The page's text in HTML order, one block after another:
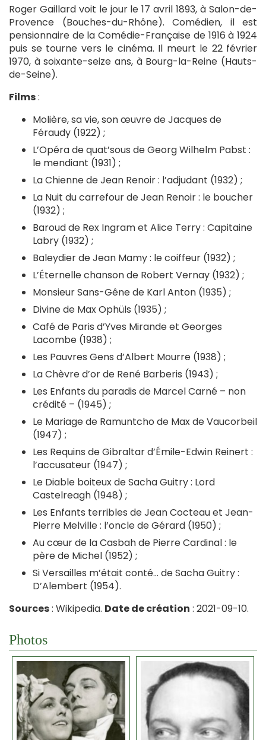
Roger Gaillard voit le jour le 17 avril 1893, à Salon-de-
Provence (Bouches-du-Rhône). Comédien, il est
pensionnaire de la Comédie-Française de 1916 à 1924
puis se tourne vers le cinéma. Il meurt le 22 février
1970, à soixante-seize ans, à Bourg-la-Reine (Hauts-
de-Seine).
Films:
Molière, sa vie, son œuvre de Jacques de
Féraudy (1922) ;
L’Opéra de quat’sous de Georg Wilhelm Pabst :
le mendiant (1931) ;
La Chienne de Jean Renoir : l’adjudant (1932) ;
La Nuit du carrefour de Jean Renoir : le boucher
(1932) ;
Baroud de Rex Ingram et Alice Terry : Capitaine
Labry (1932) ;
Baleydier de Jean Mamy : le coiffeur (1932) ;
L’Éternelle chanson de Robert Vernay (1932) ;
Monsieur Sans-Gêne de Karl Anton (1935) ;
Divine de Max Ophüls (1935) ;
Café de Paris d’Yves Mirande et Georges
Lacombe (1938) ;
Les Pauvres Gens d’Albert Mourre (1938) ;
La Chèvre d’or de René Barberis (1943) ;
Les Enfants du paradis de Marcel Carné – non
crédité – (1945) ;
Le Mariage de Ramuntcho de Max de Vaucorbeil
(1947) ;
Les Requins de Gibraltar d’Émile-Edwin Reinert :
l’accusateur (1947) ;
Le Diable boiteux de Sacha Guitry : Lord
Castelreagh (1948) ;
Les Enfants terribles de Jean Cocteau et Jean-
Pierre Melville : l’oncle de Gérard (1950) ;
Au cœur de la Casbah de Pierre Cardinal : le
père de Michel (1952) ;
Si Versailles m’était conté… de Sacha Guitry :
D’Alembert (1954).
Sources: Wikipedia. Date de création : 2021-09-10.
Photos